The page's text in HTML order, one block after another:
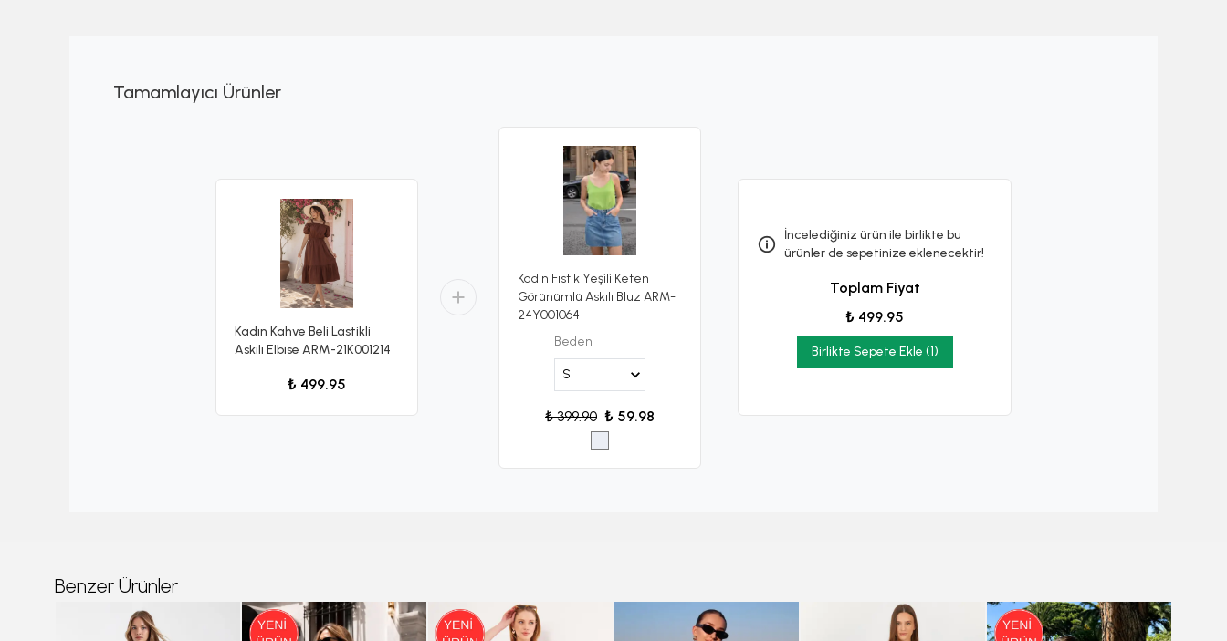
Tamamlayıcı Ürünler
Kadın Kahve Beli Lastikli
Askılı Elbise ARM-21K001214
₺ 499.95
Kadın Fıstık Yeşili Keten
Görünümlü Askılı Bluz ARM-
24Y001064
Beden
₺ 399.90 ₺ 59.98
İncelediğiniz ürün ile birlikte bu
ürünler de sepetinize eklenecektir!
Toplam Fiyat
₺ 499.95
Birlikte Sepete Ekle (1)
Benzer Ürünler